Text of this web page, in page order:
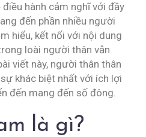
hành cảm nghĩ với đầy
đến phần nhiều người
hiểu, kết nối với nội dung
loài người thân vẫn
viết này, người thân thân
khác biệt nhất với ích lợi
đến mang đến số đông.
là gì?